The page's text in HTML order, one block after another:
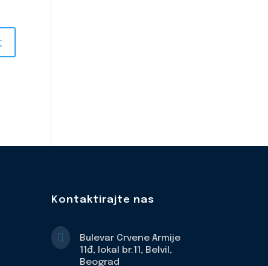
Kontaktirajte nas

Bulevar Crvene Armije
11đ, lokal br.11, Belvil,
Beograd